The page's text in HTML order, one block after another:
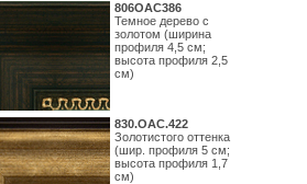
806OAC386
Темное дерево с
золотом (ширина
профиля 4,5 см;
высота профиля 2,5
см)
830.ОАС.422
Золотистого оттенка
(шир. профиля 5 см;
высота профиля 1,7
см)